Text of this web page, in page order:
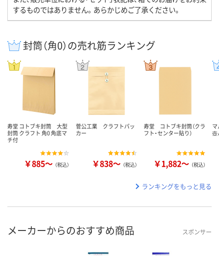
するものではありません。あらかじめご了承ください。
封筒（角0）の売れ筋ランキング
寿堂 コトブキ封筒 大型
封筒 クラフト 角0 角底マ
チ付
￥885～ （税込）
菅公工業 クラフトパッ
カー
￥838～ （税込）
寿堂 コトブキ封筒（クラ
フト・センター貼り）
￥1,882～ （税込）
壺
ランキングをもっと見る
メーカーからのおすすめ商品 スポンサー